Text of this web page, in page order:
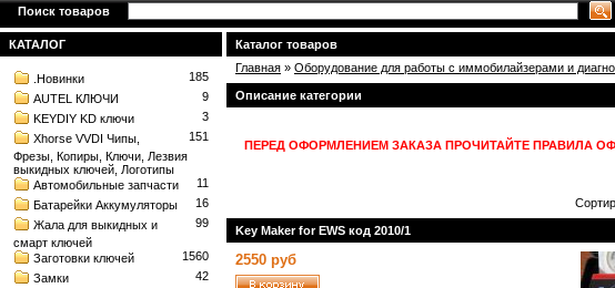
Поиск товаров
КАТАЛОГ
185
.Новинки
9
AUTEL КЛЮЧИ
3
KEYDIY KD ключи
151
Xhorse VVDI Чипы,
Фрезы, Копиры, Ключи, Лезвия
выкидных ключей, Логотипы
11
Автомобильные запчасти
16
Батарейки Аккумуляторы
99
Жала для выкидных и
смарт ключей
1560
Заготовки ключей
42
Замки
Каталог товаров
Главная » Оборудование для работы с иммобилайзерами и
Описание категории
ПЕРЕД ОФОРМЛЕНИЕМ ЗАКАЗА ПРОЧИТАЙТЕ ПРАВИЛА
Key Maker for EWS код 2010/1
2550 руб